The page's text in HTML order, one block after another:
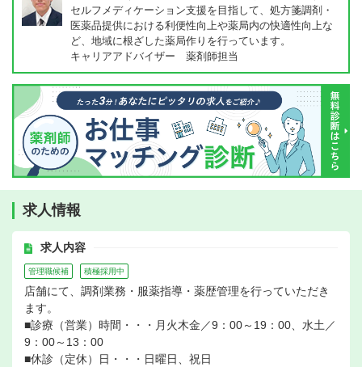
セルフメディケーション支援を目指して、処方箋調剤・
医薬品提供における利便性向上や薬局内の快適性向上な
ど、地域に根ざした薬局作りを行っています。
キャリアアドバイザー 薬剤師担当
求人情報
求人内容
管理職候補 積極採用中
店舗にて、調剤業務・服薬指導・薬歴管理を行っていただき
ます。
■診療（営業）時間・・・月火木金／9：00～19：00、水土／
9：00～13：00
■休診（定休）日・・・日曜日、祝日